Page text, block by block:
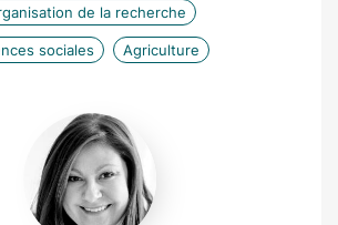
de la recherche
sociales Agriculture
Isabelle
Gillet